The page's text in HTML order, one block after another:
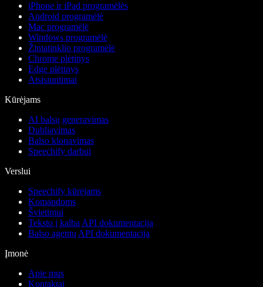
iPhone ir iPad programėlės
Android programėlė
Mac programėlė
Windows programėlė
Žiniatinklio programėlė
Chrome plėtinys
Edge plėtinys
Atsisiuntimai
Kūrėjams
AI balsų generavimas
Dubliavimas
Balso klonavimas
Speechify darbui
Verslui
Speechify kūrėjams
Komandoms
Švietimui
Teksto į kalbą API dokumentacija
Balso agentų API dokumentacija
Įmonė
Apie mus
Kontaktai